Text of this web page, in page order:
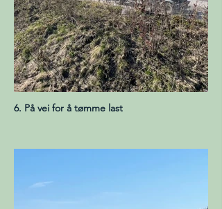
6. På vei for å tømme last